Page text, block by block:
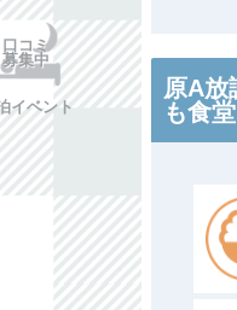
口コミ
募集中
イベント
原A放
も食堂